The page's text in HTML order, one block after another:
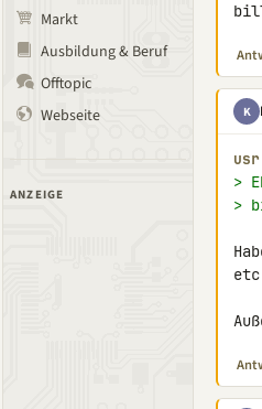
Markt
Ausbildung & Beruf
Offtopic
Webseite
ANZEIGE
K
>
>